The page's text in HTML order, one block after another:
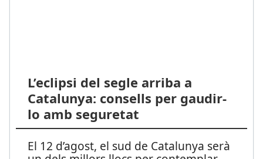
L’eclipsi del segle arriba a
Catalunya: consells per gaudir-
lo amb seguretat
El 12 d’agost, el sud de Catalunya serà